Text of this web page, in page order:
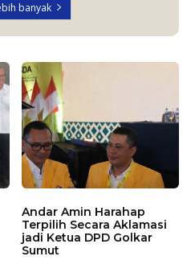
banyak
Andar Amin Harahap
Terpilih Secara Aklamasi
jadi Ketua DPD Golkar
Sumut